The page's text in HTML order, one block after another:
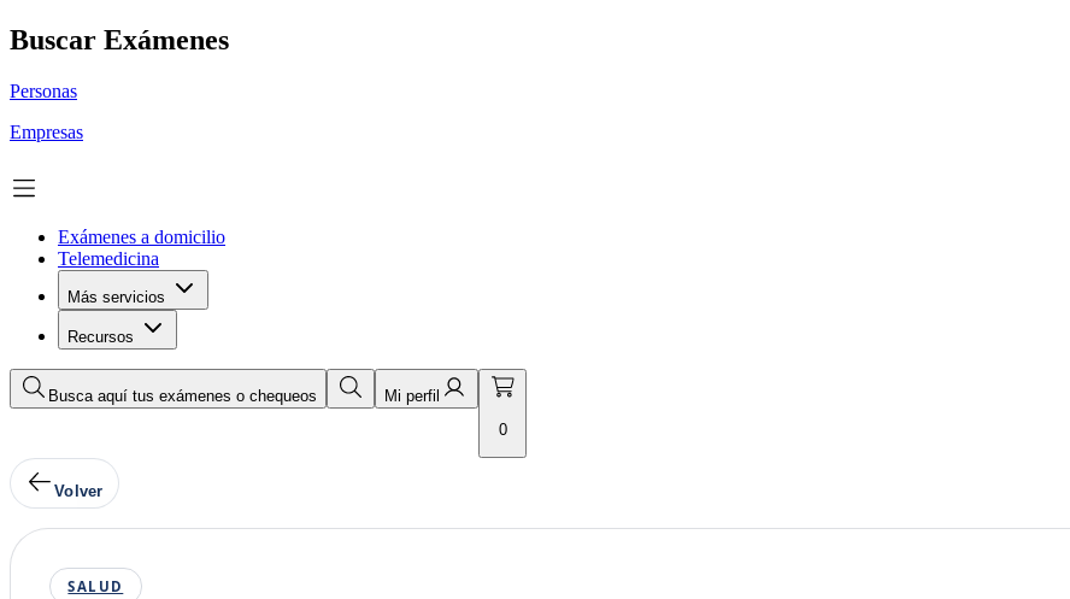
Buscar Exámenes
Personas
Empresas
Exámenes a domicilio
Telemedicina
Más servicios
Recursos
Busca aquí tus exámenes o chequeos
Mi perfil
0
Volver
SALUD